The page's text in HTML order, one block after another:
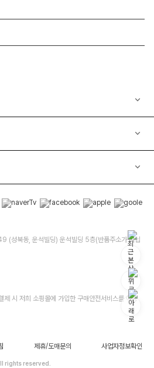
(성북동, 운석빌딩) 운석빌딩 5층(반품주소가 아닙
제 시 저희 소핑몰에 가입한 구매안전서비스를 이용
제휴/도매문의 사업자정보확인
rights reserved.